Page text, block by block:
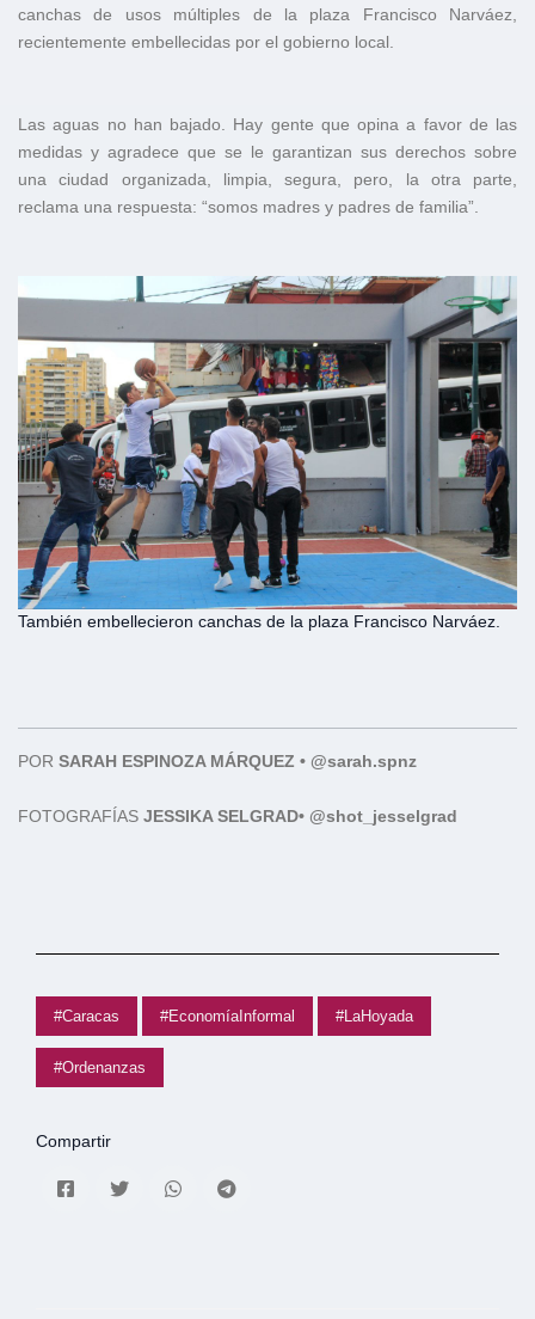
canchas de usos múltiples de la plaza Francisco Narváez,
recientemente embellecidas por el gobierno local.
Las aguas no han bajado. Hay gente que opina a favor de las
medidas y agradece que se le garantizan sus derechos sobre
una ciudad organizada, limpia, segura, pero, la otra parte,
reclama una respuesta: “somos madres y padres de familia”.
También embellecieron canchas de la plaza Francisco Narváez.
POR SARAH ESPINOZA MÁRQUEZ • @sarah.spnz
FOTOGRAFÍAS JESSIKA SELGRAD• @shot_jesselgrad
#Caracas #EconomíaInformal #LaHoyada
#Ordenanzas
Compartir